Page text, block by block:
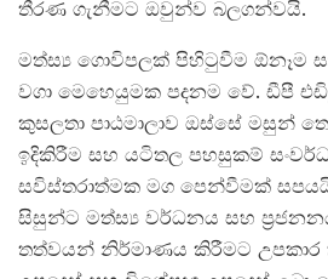
තීරණ ගැනීමට ඔවුන්ව බලගන්වයි.
මත්ස්‍ය ගොවිපලක් පිහිටුවීම ඕනෑම
වගා මෙහෙයුමක පදනම වේ. ඩීපී
කුසලතා පාඨමාලාව ඔස්සේ මසුන්
ඉදිකිරීම සහ යටිතල පහසුකම්
සවිස්තරාත්මක මග පෙන්වීමක්
සිසුන්ට මත්ස්‍ය වර්ධනය සහ ප්‍රජනනය
තත්වයන් නිර්මාණය කිරීමට උපකාර